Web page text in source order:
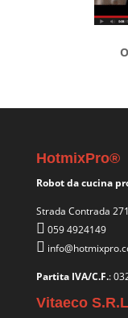
HotmixPro®
Robot da cucina
Strada Contrada
059 4924149
Partita IVA/C.F.:
Vitaeco